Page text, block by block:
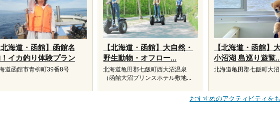
北海道・函館】函館名
イカ釣り体験プラン
道函館市青柳町39番8号
【北海道・函館】大自然・
野生動物・オフロー...
北海道亀田郡七飯町西大沼温泉
（函館大沼プリンスホテル敷地...
【北海道・函館】
小沼湖 島巡り遊覧
北海道亀田郡七飯町大
おすすめのアクティビティを